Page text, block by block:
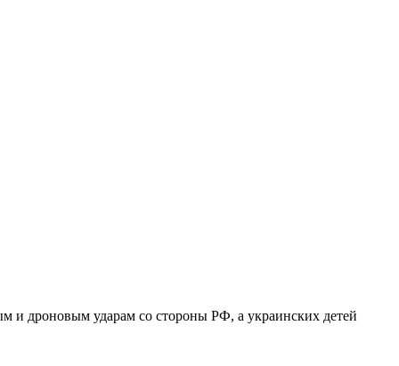
и дроновым ударам со стороны РФ, а украинских детей